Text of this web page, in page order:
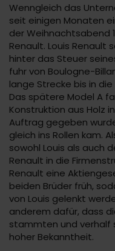
Wenngleich das
seit einigen Monaten
der Weihnachtsabend
Renault. Louis
hinter das Steuer
fuhr von Boulogne-
lange Strecke bis in
Das spätere Model A
Konstruktion aus Holz
Auftrag gegeben
gleich ins Rollen kam.
sowohl Louis als auch
Renault in die
Renault eine
beiden Brüder früh,
von Louis gelenkt
anderem dafür, dass
stammten und verhalf
hoher Bekanntheit.